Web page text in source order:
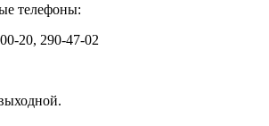
телефоны:
20, 290-47-02